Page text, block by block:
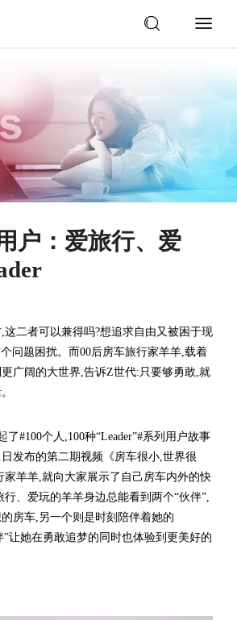
户：爱旅行、爱
这二者可以兼得吗?想追求自由又被困于现
问题困扰。而00后房车旅行家羊羊,载着
广阔的大世界,告诉Z世代:只要够勇敢,就
了#100个人,100种“Leader”#系列用户故事
发布的第二期视频《房车很小,世界很
家羊羊,就向大家展示了自己房车内外的快
、爱玩的羊羊身边总能看到两个“伙伴”,
房车,另一个则是时刻陪伴着她的
”让她在勇敢追梦的同时也体验到更美好的